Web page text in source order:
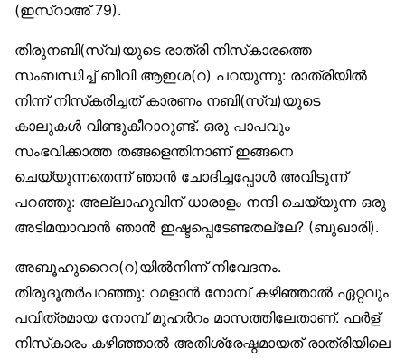
(ഇസ്‌റാഅ് 79).
തിരുനബി(സ്വ)യുടെ രാത്രി നിസ്‌കാരത്തെ
സംബന്ധിച്ച് ബീവി ആഇശ(റ) പറയുന്നു: രാത്രിയില്‍
നിന്ന് നിസ്‌കരിച്ചത് കാരണം നബി(സ്വ)യുടെ
കാലുകള്‍ വിണ്ടുകീറാറുണ്ട്. ഒരു പാപവും
സംഭവിക്കാത്ത തങ്ങളെന്തിനാണ് ഇങ്ങനെ
ചെയ്യുന്നതെന്ന് ഞാന്‍ ചോദിച്ചപ്പോള്‍ അവിടുന്ന്
പറഞ്ഞു: അല്ലാഹുവിന് ധാരാളം നന്ദി ചെയ്യുന്ന ഒരു
അടിമയാവാന്‍ ഞാന്‍ ഇഷ്ടപ്പെടേണ്ടതല്ലേ? (ബുഖാരി).
അബൂഹുറൈറ(റ)യില്‍നിന്ന് നിവേദനം.
തിരുദൂതര്‍പറഞ്ഞു: റമളാന്‍ നോമ്പ് കഴിഞ്ഞാല്‍ ഏറ്റവും
പവിത്രമായ നോമ്പ് മുഹര്‍റം മാസത്തിലേതാണ്. ഫര്‍ള്
നിസ്‌കാരം കഴിഞ്ഞാല്‍ അതിശ്രേഷ്ഠമായത് രാത്രിയിലെ